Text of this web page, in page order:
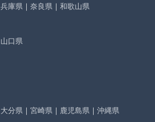
兵庫県 ｜ 奈良県 ｜ 和歌山県
山口県
大分県 ｜ 宮崎県 ｜ 鹿児島県 ｜ 沖縄県